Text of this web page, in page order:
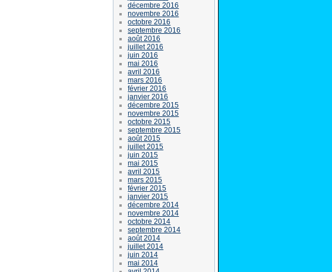
décembre 2016
novembre 2016
octobre 2016
septembre 2016
août 2016
juillet 2016
juin 2016
mai 2016
avril 2016
mars 2016
février 2016
janvier 2016
décembre 2015
novembre 2015
octobre 2015
septembre 2015
août 2015
juillet 2015
juin 2015
mai 2015
avril 2015
mars 2015
février 2015
janvier 2015
décembre 2014
novembre 2014
octobre 2014
septembre 2014
août 2014
juillet 2014
juin 2014
mai 2014